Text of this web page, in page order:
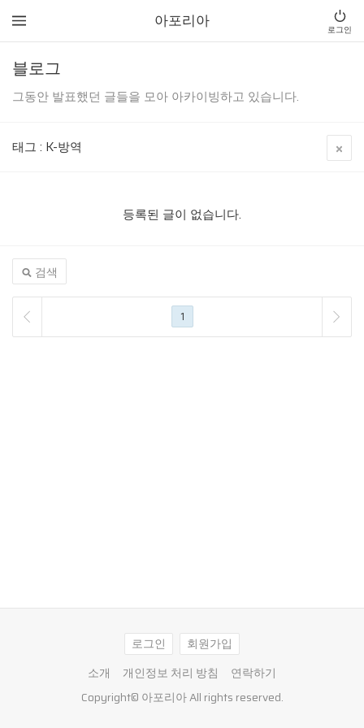
아포리아 로그인
블로그
그동안 발표했던 글들을 모아 아카이빙하고 있습니다.
태그 : K-방역
등록된 글이 없습니다.
검색
1
로그인
회원가입
소개
개인정보 처리 방침
연락하기
Copyright© 아포리아All rights reserved.